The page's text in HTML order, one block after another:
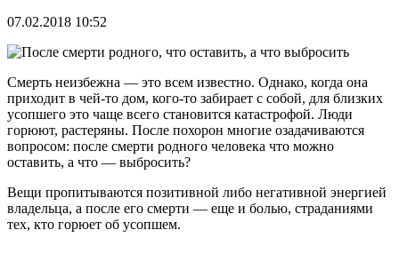
07.02.2018 10:52
Смерть неизбежна — это всем известно. Однако, когда она
приходит в чей-то дом, кого-то забирает с собой, для близких
усопшего это чаще всего становится катастрофой. Люди
горюют, растеряны. После похорон многие озадачиваются
вопросом: после смерти родного человека что можно
оставить, а что — выбросить?
Вещи пропитываются позитивной либо негативной энергией
владельца, а после его смерти — еще и болью, страданиями
тех, кто горюет об усопшем.